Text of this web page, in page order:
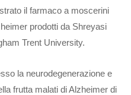
il farmaco a moscerini
prodotti da Shreyasi
Trent University.
la neurodegenerazione e
frutta malati di Alzheimer di